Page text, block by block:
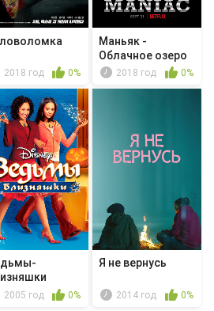
2018 год 0%
Маньяк -
Облачное озеро
2018 год 0%
2005 год 0%
Я не вернусь
2014 год 0%